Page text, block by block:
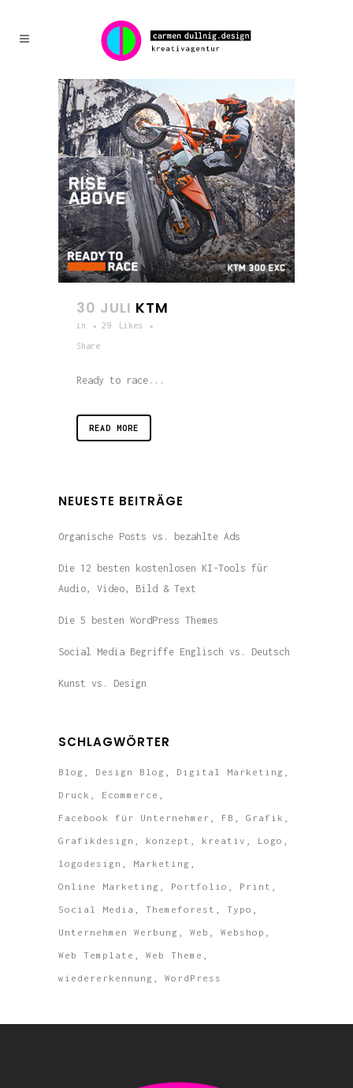
30 JULI KTM
in 29 Likes
Share
Ready to race...
READ MORE
NEUESTE BEITRÄGE
Organische Posts vs. bezahlte Ads
Die 12 besten kostenlosen KI-Tools für
Audio, Video, Bild & Text
Die 5 besten WordPress Themes
Social Media Begriffe Englisch vs. Deutsch
Kunst vs. Design
SCHLAGWÖRTER
Blog Design Blog Digital Marketing
Druck Ecommerce
Facebook für Unternehmer FB Grafik
Grafikdesign konzept kreativ Logo
logodesign Marketing
Online Marketing Portfolio Print
Social Media Themeforest Typo
Unternehmen Werbung Web Webshop
Web Template Web Theme
wiedererkennung WordPress